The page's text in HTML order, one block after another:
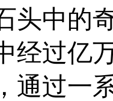
头中的
经过亿
通过一